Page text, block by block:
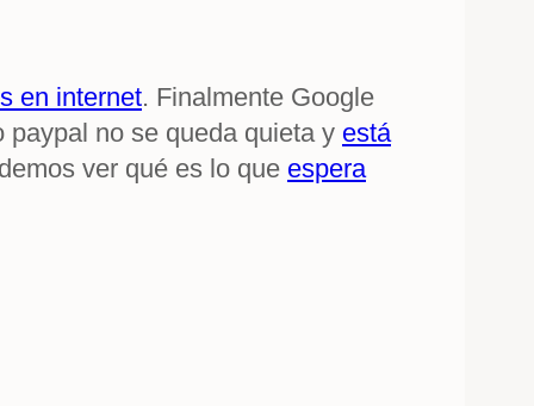
en internet. Finalmente Google
no se queda quieta y está
ver qué es lo que espera